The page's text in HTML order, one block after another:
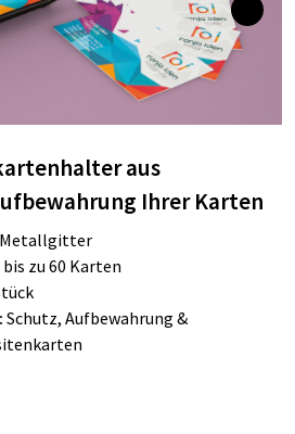
aus
Ihrer Karten
Metallgitter
bis zu 60 Karten
Schutz, Aufbewahrung &